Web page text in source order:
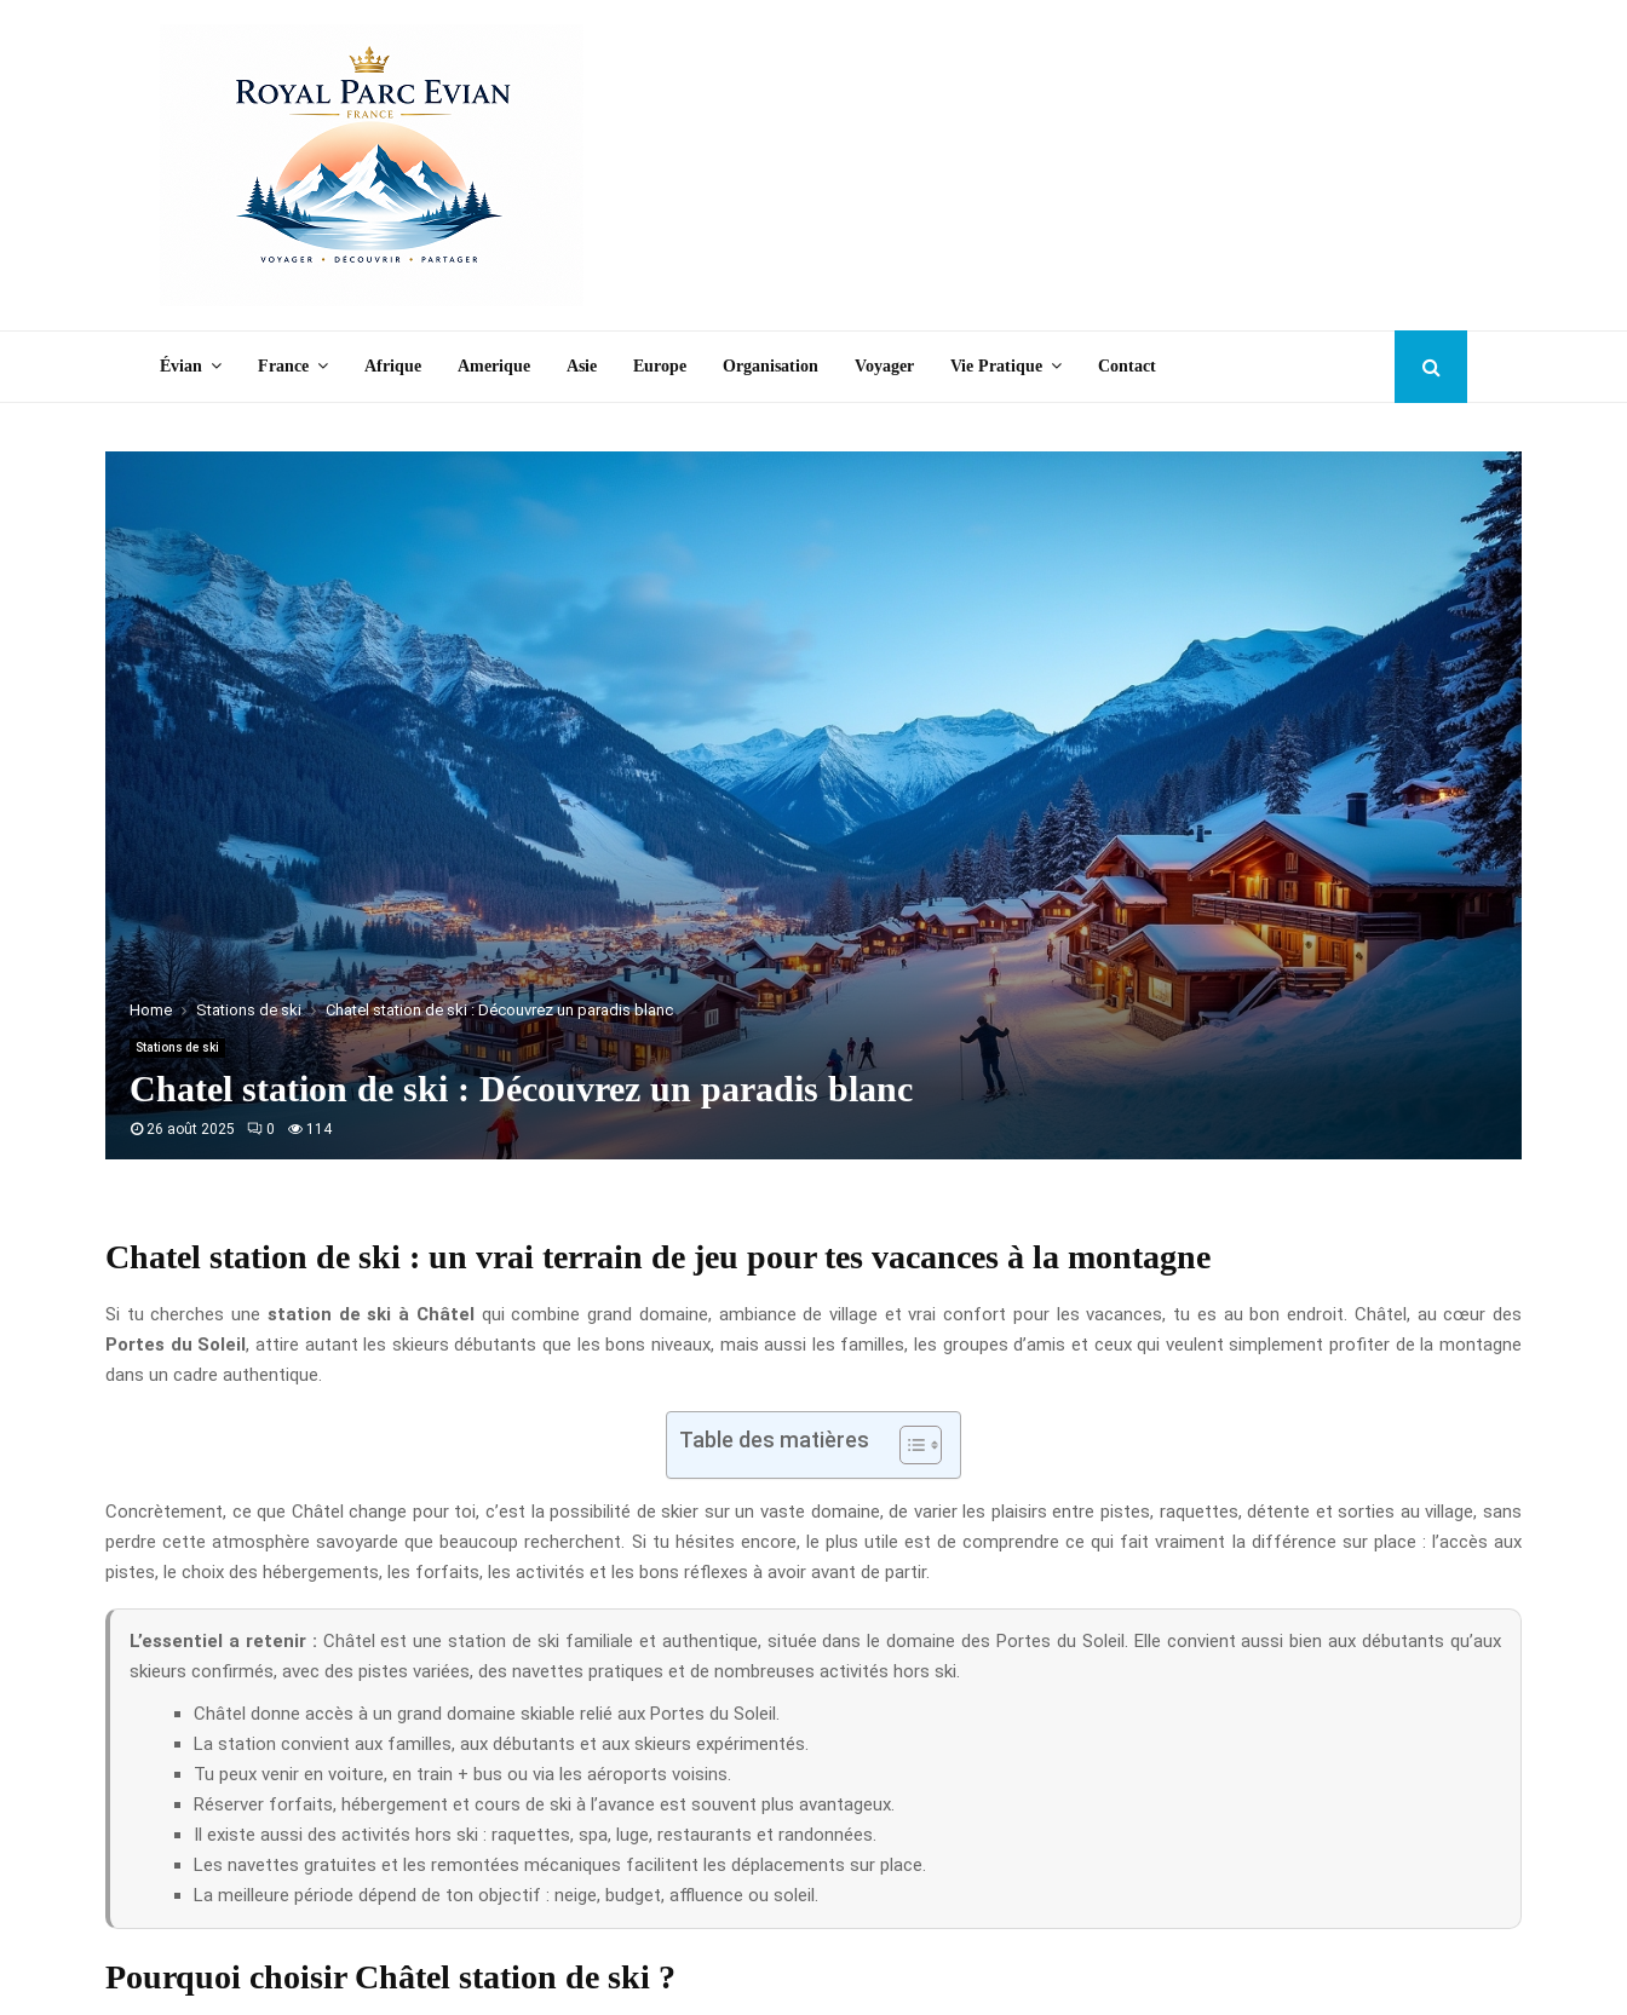
Évian France Afrique Amerique Asie Europe Organisation Voyager Vie Pratique Contact
Home Stations de ski Chatel station de ski : Découvrez un paradis blanc
Stations de ski
Chatel station de ski : Découvrez un paradis blanc
26 août 2025 0 114
Chatel station de ski : un vrai terrain de jeu pour tes vacances à la montagne
Si tu cherches une station de ski à Châtel qui combine grand domaine, ambiance de village et vrai confort pour les vacances, tu es au bon endroit. Châtel, au cœur des
Portes du Soleil, attire autant les skieurs débutants que les bons niveaux, mais aussi les familles, les groupes d’amis et ceux qui veulent simplement profiter de la montagne
dans un cadre authentique.
Table des matières
Concrètement, ce que Châtel change pour toi, c’est la possibilité de skier sur un vaste domaine, de varier les plaisirs entre pistes, raquettes, détente et sorties au village, sans
perdre cette atmosphère savoyarde que beaucoup recherchent. Si tu hésites encore, le plus utile est de comprendre ce qui fait vraiment la différence sur place : l’accès aux
pistes, le choix des hébergements, les forfaits, les activités et les bons réflexes à avoir avant de partir.
L’essentiel a retenir : Châtel est une station de ski familiale et authentique, située dans le domaine des Portes du Soleil. Elle convient aussi bien aux débutants qu’aux
skieurs confirmés, avec des pistes variées, des navettes pratiques et de nombreuses activités hors ski.
Châtel donne accès à un grand domaine skiable relié aux Portes du Soleil.
La station convient aux familles, aux débutants et aux skieurs expérimentés.
Tu peux venir en voiture, en train + bus ou via les aéroports voisins.
Réserver forfaits, hébergement et cours de ski à l’avance est souvent plus avantageux.
Il existe aussi des activités hors ski : raquettes, spa, luge, restaurants et randonnées.
Les navettes gratuites et les remontées mécaniques facilitent les déplacements sur place.
La meilleure période dépend de ton objectif : neige, budget, affluence ou soleil.
Pourquoi choisir Châtel station de ski ?